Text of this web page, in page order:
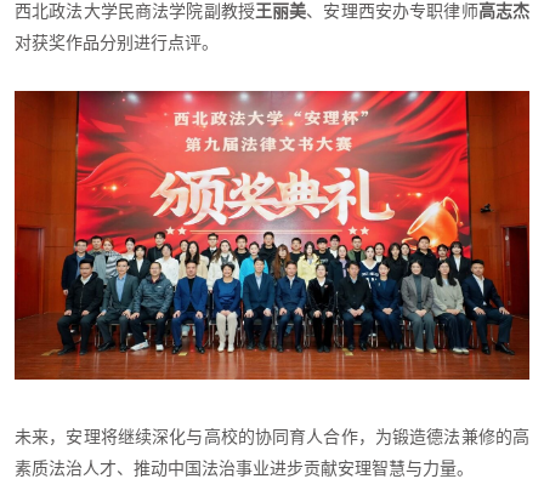
西北政法大学民商法学院副教授王丽美、安理西安办专职律师高志杰
对获奖作品分别进行点评。
未来，安理将继续深化与高校的协同育人合作，为锻造德法兼修的高
素质法治人才、推动中国法治事业进步贡献安理智慧与力量。